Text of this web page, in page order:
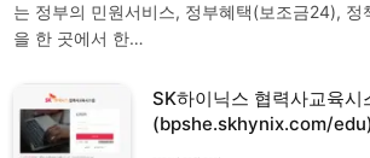
는 정부의 민원서비스, 정부혜택(보조금24), 정
을 한 곳에서 한…
SK하이닉스 협력사교육시
(bpshe.skhynix.com/